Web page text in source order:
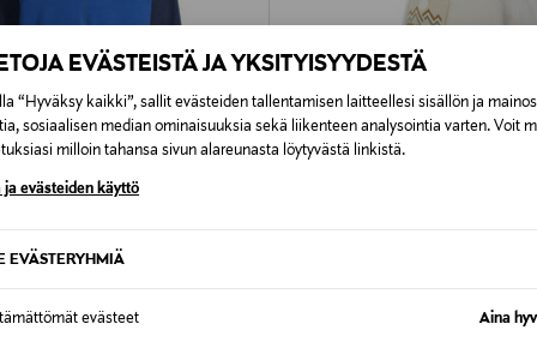
EVÄSTEISTÄ JA YKSITYISYYDESTÄ
“Hyväksy kaikki”, sallit evästeiden tallentamisen laitteellesi sisällön ja
sosiaalisen median ominaisuuksia sekä liikenteen analysointia varten. Voit
milloin tahansa sivun alareunasta löytyvästä linkistä.
ja evästeiden käyttö
EVÄSTERYHMIÄ
evästeet Aina